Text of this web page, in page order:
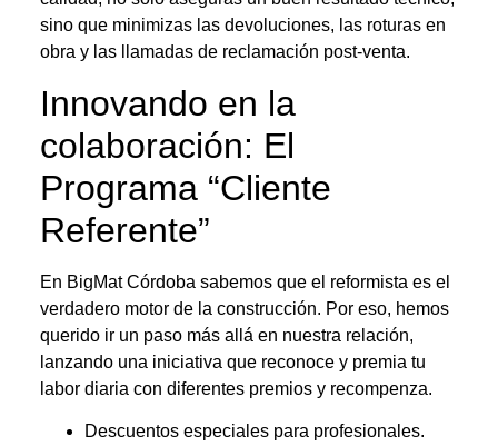
sino que minimizas las devoluciones, las roturas en
obra y las llamadas de reclamación post-venta.
Innovando en la
colaboración: El
Programa “Cliente
Referente”
En BigMat Córdoba sabemos que el reformista es el
verdadero motor de la construcción. Por eso, hemos
querido ir un paso más allá en nuestra relación,
lanzando una iniciativa que reconoce y premia tu
labor diaria con diferentes premios y recompenza.
Descuentos especiales para profesionales.